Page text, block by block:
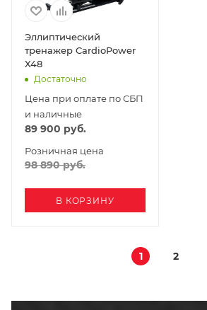
Эллиптический
тренажер CardioPower
X48
Достаточно
Цена при оплате по СБП
и наличные
89 900 руб.
Розничная цена
98 890руб.
В КОРЗИНУ
1 2